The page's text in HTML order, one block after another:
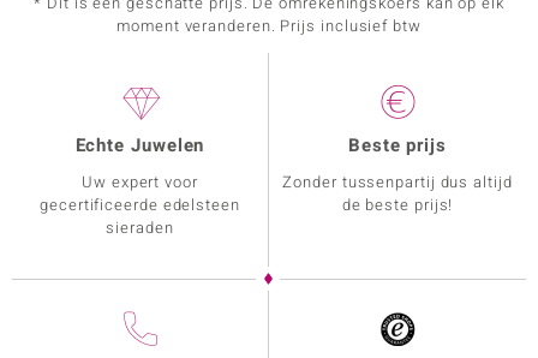
moment veranderen. Prijs inclusief btw
Echte Juwelen
Uw expert voor
gecertificeerde edelsteen
sieraden
Beste prijs
Zonder tussenpartij dus altijd
de beste prijs!